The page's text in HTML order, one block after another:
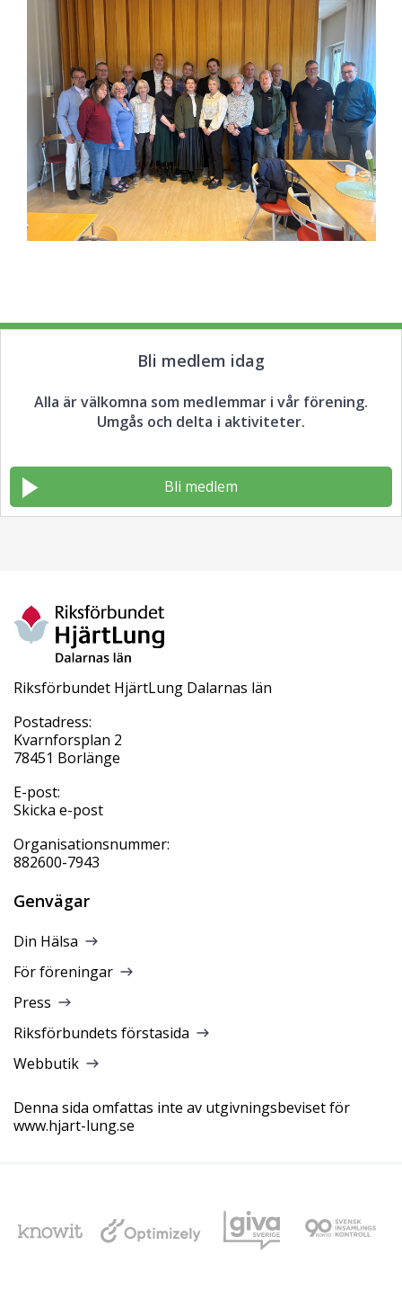
Bli medlem idag
Alla är välkomna som medlemmar i vår förening.
Umgås och delta i aktiviteter.
Bli medlem
Riksförbundet HjärtLung Dalarnas län
Postadress:
Kvarnforsplan 2
78451 Borlänge
E-post:
Skicka e-post
Organisationsnummer:
882600-7943
Genvägar
Din Hälsa
För föreningar
Press
Riksförbundets förstasida
Webbutik
Denna sida omfattas inte av utgivningsbeviset för
www.hjart-lung.se